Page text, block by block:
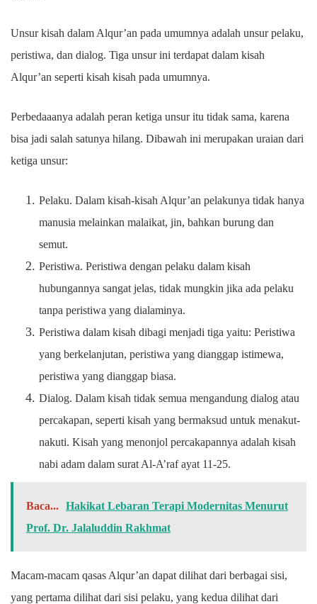
Unsur kisah dalam Alqur’an pada umumnya adalah unsur pelaku,
peristiwa, dan dialog. Tiga unsur ini terdapat dalam kisah
Alqur’an seperti kisah kisah pada umumnya.
Perbedaaanya adalah peran ketiga unsur itu tidak sama, karena
bisa jadi salah satunya hilang. Dibawah ini merupakan uraian dari
ketiga unsur:
Pelaku. Dalam kisah-kisah Alqur’an pelakunya tidak hanya
manusia melainkan malaikat, jin, bahkan burung dan
semut.
Peristiwa. Peristiwa dengan pelaku dalam kisah
hubungannya sangat jelas, tidak mungkin jika ada pelaku
tanpa peristiwa yang dialaminya.
Peristiwa dalam kisah dibagi menjadi tiga yaitu: Peristiwa
yang berkelanjutan, peristiwa yang dianggap istimewa,
peristiwa yang dianggap biasa.
Dialog. Dalam kisah tidak semua mengandung dialog atau
percakapan, seperti kisah yang bermaksud untuk menakut-
nakuti. Kisah yang menonjol percakapannya adalah kisah
nabi adam dalam surat Al-A’raf ayat 11-25.
Baca... Hakikat Lebaran Terapi Modernitas Menurut
Prof. Dr. Jalaluddin Rakhmat
Macam-macam qasas Alqur’an dapat dilihat dari berbagai sisi,
yang pertama dilihat dari sisi pelaku, yang kedua dilihat dari